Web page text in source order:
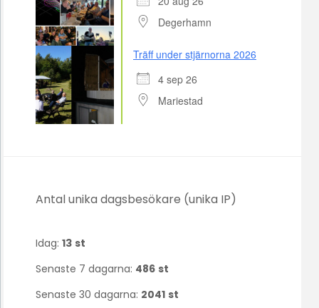
Degerhamn
Träff under stjärnorna 2026
4 sep 26
Mariestad
Antal unika dagsbesökare (unika IP)
Idag: 13 st
Senaste 7 dagarna: 486 st
Senaste 30 dagarna: 2041 st